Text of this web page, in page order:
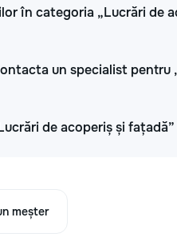
în categoria „Lucrări de
un specialist pentru
de acoperiș și
meșter